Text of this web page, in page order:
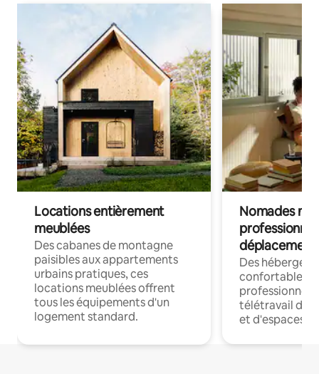
Locations entièrement
meublées
Des cabanes de montagne
paisibles aux appartements
urbains pratiques, ces
locations meublées offrent
tous les équipements d'un
logement standard.
Nomades
déplacement
Des
confortables
professionnels
télétravail
et d'espaces